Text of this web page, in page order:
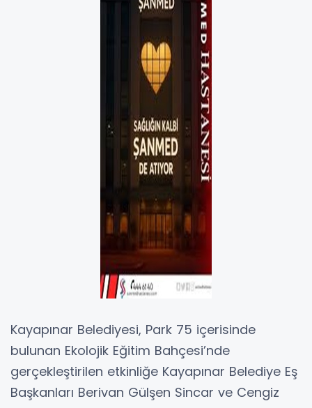
Kayapınar Belediyesi, Park 75 içerisinde
bulunan Ekolojik Eğitim Bahçesi’nde
gerçekleştirilen etkinliğe Kayapınar Belediye Eş
Başkanları Berivan Gülşen Sincar ve Cengiz